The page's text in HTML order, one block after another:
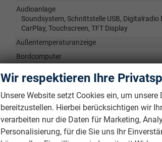
Audioanlage
Soundsystem, Schnittstelle USB,
CarPlay, Touchscreen, TFT Display
Außentemperaturanzeige
Bordcomputer
Uhr & Drehzahlmesser
Volldigitales Kombiinstrument (Virtual Cockpit)
Sicherheit & Assistenz
Wir respektieren Ihre
Unsere Website setzt Cookies ein, um unsere
bereitzustellen. Hierbei berücksichtigen wir
verarbeiten nur die Daten für Marketing,
Personalisierung, für die Sie uns Ihr